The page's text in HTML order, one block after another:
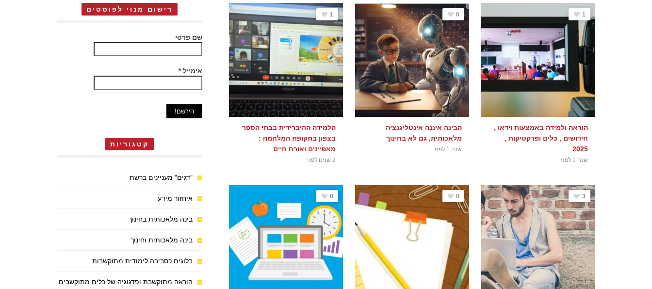
1
הוראה ולמידה באמצעות וידאו ,
חידושים , כלים ופרקטיקות ,
2025
שנה 1 לפני
0
הבינה איננה אינטליגנציה
מלאכותית, גם לא בחינוך
שנה 1 לפני
1
הלמידה ההיברידית בבתי הספר
בצפון בתקופת המלחמה :
מאפיינים ואורח חיים
2 שנים לפני
3
0
0
רישום מנוי לפוסטים
שם פרטי
אימייל*
קטגוריות
"דגים" מעניינים ברשת
איחזור מידע
בינה מלאכותית בחינוך
בינה מלאכותית וחינוך
בלוגים כסביבה לימודית מתוקשבות
הוראה מתוקשבת ופדגוגיה של כלים מתוקשבים